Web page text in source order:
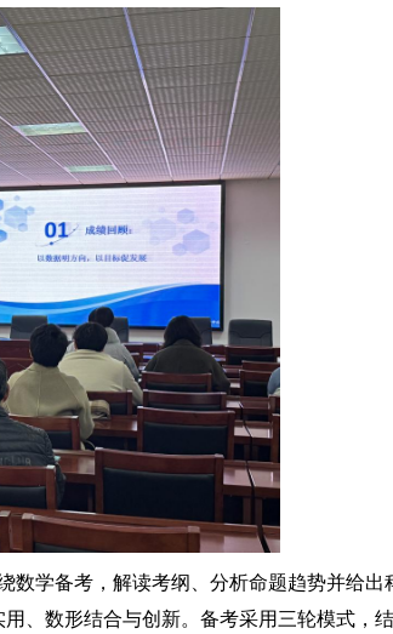
数学备考，解读考纲、分析命题趋势并给出
、数形结合与创新。备考采用三轮模式，